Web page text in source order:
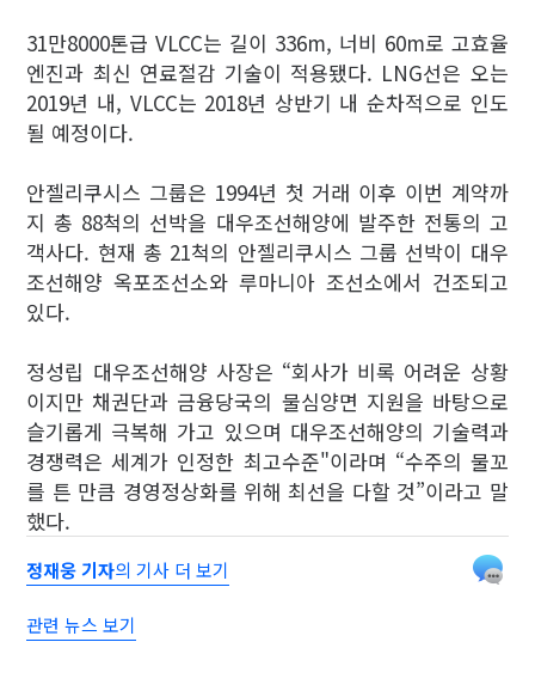
31만8000톤급 VLCC는 길이 336m, 너비 60m로 고효율
엔진과 최신 연료절감 기술이 적용됐다. LNG선은 오는
2019년 내, VLCC는 2018년 상반기 내 순차적으로 인도
될 예정이다.
안젤리쿠시스 그룹은 1994년 첫 거래 이후 이번 계약까
지 총 88척의 선박을 대우조선해양에 발주한 전통의 고
객사다. 현재 총 21척의 안젤리쿠시스 그룹 선박이 대우
조선해양 옥포조선소와 루마니아 조선소에서 건조되고
있다.
정성립 대우조선해양 사장은 “회사가 비록 어려운 상황
이지만 채권단과 금융당국의 물심양면 지원을 바탕으로
슬기롭게 극복해 가고 있으며 대우조선해양의 기술력과
경쟁력은 세계가 인정한 최고수준"이라며 “수주의 물꼬
를 튼 만큼 경영정상화를 위해 최선을 다할 것”이라고 말
했다.
정재웅 기자의 기사 더 보기
관련 뉴스 보기